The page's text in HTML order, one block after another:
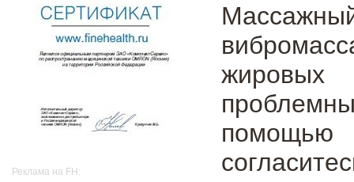
Реклама на FH:
жировых
помощью